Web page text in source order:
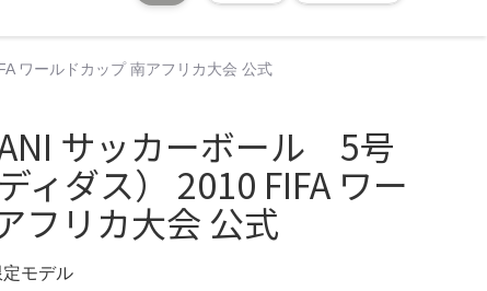
ワールドカップ 南アフリカ大会 公式
サッカーボール 5号
ィダス） 2010 FIFA ワー
フリカ大会 公式
モデル